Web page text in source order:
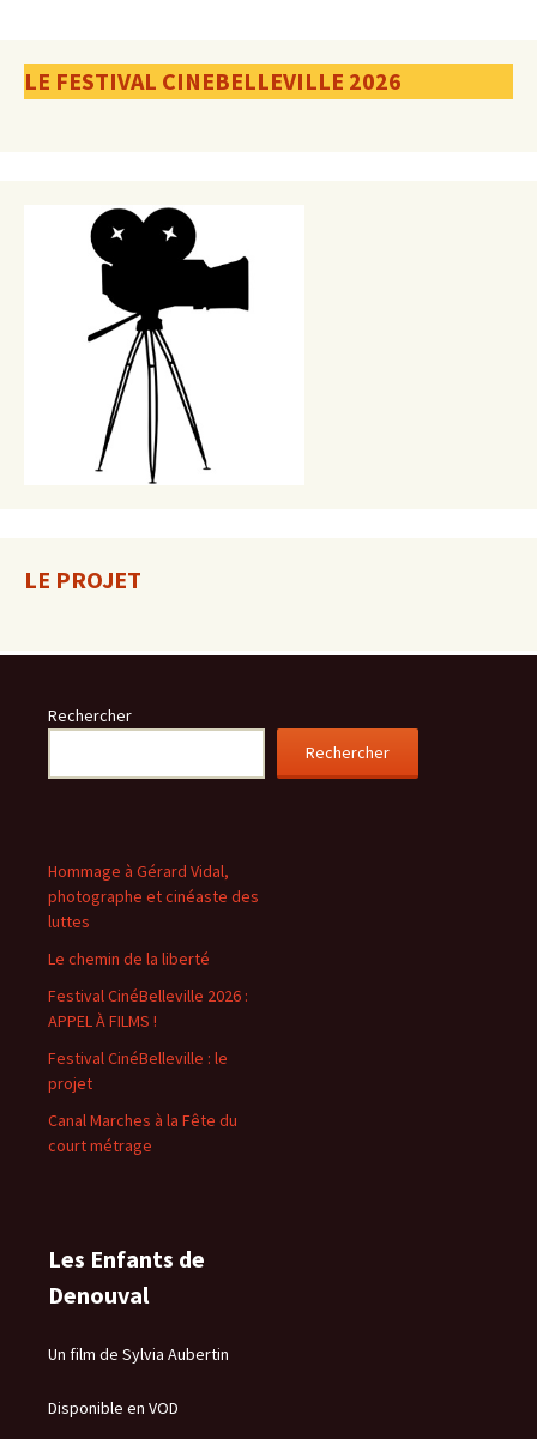
LE FESTIVAL CINEBELLEVILLE 2026
LE PROJET
Rechercher
Rechercher
Hommage à Gérard Vidal,
photographe et cinéaste des
luttes
Le chemin de la liberté
Festival CinéBelleville 2026 :
APPEL À FILMS !
Festival CinéBelleville : le
projet
Canal Marches à la Fête du
court métrage
Les Enfants de
Denouval
Un film de Sylvia Aubertin
Disponible en VOD